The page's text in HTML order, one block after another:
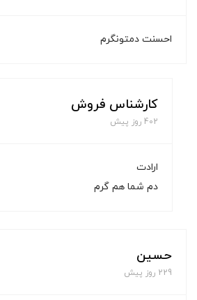
احسنت دمتونگرم
کارشناس فروش
402 روز پیش
ارادت
دم شما هم گرم
حسین
229 روز پیش